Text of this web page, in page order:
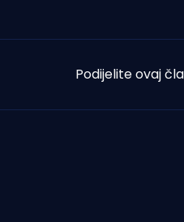
Podijelite ovaj